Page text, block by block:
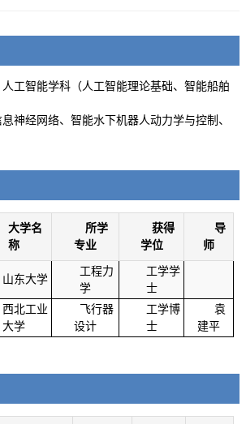
人工智能学科（人工智能理论基础、智能船舶
神经网络、智能水下机器人动力学与控制、
大学名
称
所学
专业
获得
学位
导
师
山东大学
工程力
学
工学学
士
西北工业
大学
飞行器
设计
工学博
士
袁
建平